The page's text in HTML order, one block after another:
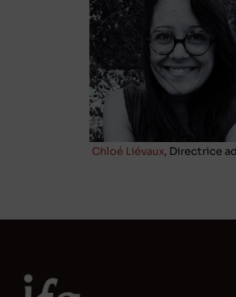
Chloé Liévaux, Directrice